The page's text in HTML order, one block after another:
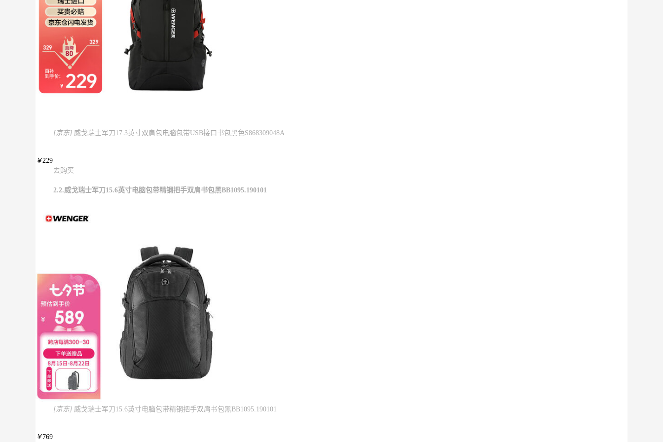
[京东] 威戈瑞士军刀17.3英寸双肩包电脑包带USB接口书包黑色S868309048A
￥229
去购买
2.2.威戈瑞士军刀15.6英寸电脑包带精钢把手双肩书包黑BB1095.190101
[京东] 威戈瑞士军刀15.6英寸电脑包带精钢把手双肩书包黑BB1095.190101
￥769